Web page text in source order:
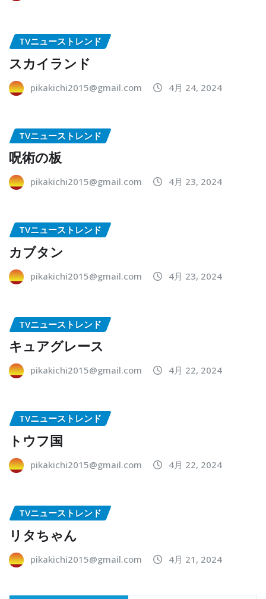
TVニューストレンド
スカイランド
pikakichi2015@gmail.com 4月 24, 2024
TVニューストレンド
呪術の板
pikakichi2015@gmail.com 4月 23, 2024
TVニューストレンド
カブタン
pikakichi2015@gmail.com 4月 23, 2024
TVニューストレンド
キュアグレース
pikakichi2015@gmail.com 4月 22, 2024
TVニューストレンド
トウフ国
pikakichi2015@gmail.com 4月 22, 2024
TVニューストレンド
リタちゃん
pikakichi2015@gmail.com 4月 21, 2024